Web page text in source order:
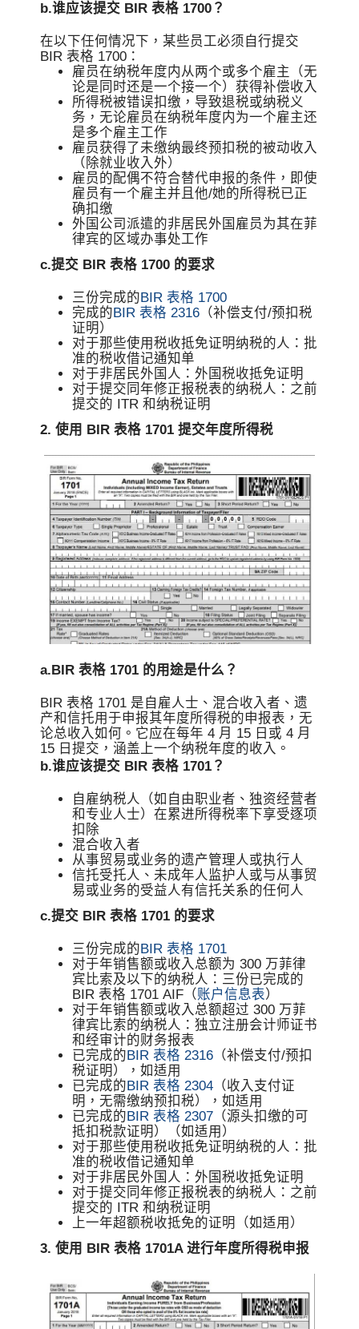
b.谁应该提交 BIR 表格 1700？
在以下任何情况下，某些员工必须自行提交
BIR 表格 1700：
雇员在纳税年度内从两个或多个雇主（无
论是同时还是一个接一个）获得补偿收入
所得税被错误扣缴，导致退税或纳税义
务，无论雇员在纳税年度内为一个雇主还
是多个雇主工作
雇员获得了未缴纳最终预扣税的被动收入
（除就业收入外）
雇员的配偶不符合替代申报的条件，即使
雇员有一个雇主并且他/她的所得税已正
确扣缴
外国公司派遣的非居民外国雇员为其在菲
律宾的区域办事处工作
c.提交 BIR 表格 1700 的要求
三份完成的BIR 表格 1700
完成的BIR 表格 2316 （补偿支付/预扣税
证明）
对于那些使用税收抵免证明纳税的人：批
准的税收借记通知单
对于非居民外国人：外国税收抵免证明
对于提交同年修正报税表的纳税人：之前
提交的 ITR 和纳税证明
2. 使用 BIR 表格 1701 提交年度所得税
a.BIR 表格 1701 的用途是什么？
BIR 表格 1701 是自雇人士、混合收入者、遗
产和信托用于申报其年度所得税的申报表，无
论总收入如何。它应在每年 4 月 15 日或 4 月
15 日提交，涵盖上一个纳税年度的收入。
b.谁应该提交 BIR 表格 1701？
自雇纳税人（如自由职业者、独资经营者
和专业人士）在累进所得税率下享受逐项
扣除
混合收入者
从事贸易或业务的遗产管理人或执行人
信托受托人、未成年人监护人或与从事贸
易或业务的受益人有信托关系的任何人
c.提交 BIR 表格 1701 的要求
三份完成的BIR 表格 1701
对于年销售额或收入总额为 300 万菲律
宾比索及以下的纳税人：三份已完成的
BIR 表格 1701 AIF（账户信息表）
对于年销售额或收入总额超过 300 万菲
律宾比索的纳税人：独立注册会计师证书
和经审计的财务报表
已完成的BIR 表格 2316 （补偿支付/预扣
税证明），如适用
已完成的BIR 表格 2304 （收入支付证
明，无需缴纳预扣税），如适用
已完成的BIR 表格 2307 （源头扣缴的可
抵扣税款证明）（如适用）
对于那些使用税收抵免证明纳税的人：批
准的税收借记通知单
对于非居民外国人：外国税收抵免证明
对于提交同年修正报税表的纳税人：之前
提交的 ITR 和纳税证明
上一年超额税收抵免的证明（如适用）
3. 使用 BIR 表格 1701A 进行年度所得税申报